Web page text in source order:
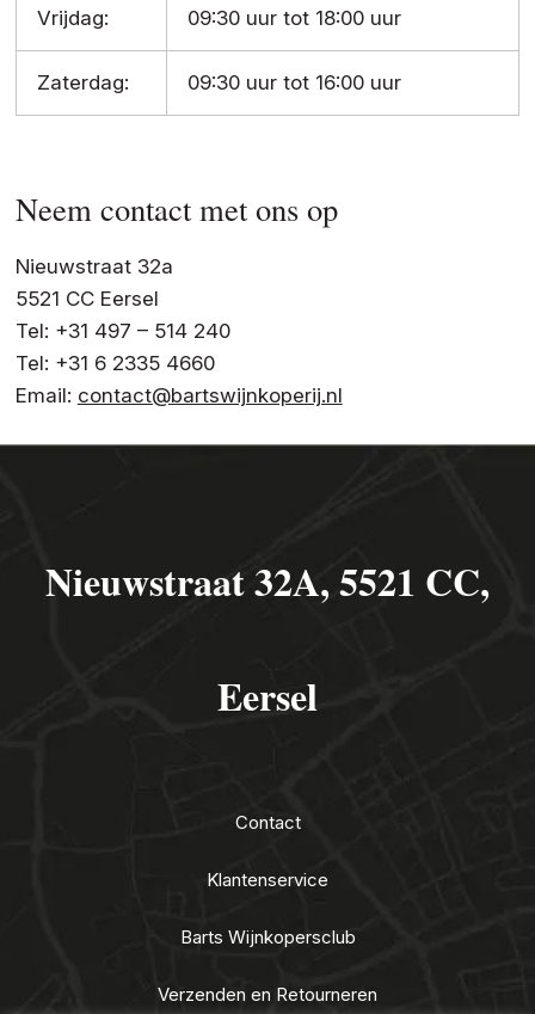
Vrijdag: 09:30 uur tot 18:00 uur
Zaterdag: 09:30 uur tot 16:00 uur
Neem contact met ons op
Nieuwstraat 32a
5521 CC Eersel
Tel: +31 497 – 514 240
Tel: +31 6 2335 4660
Email: contact@bartswijnkoperij.nl
Nieuwstraat 32A, 5521 CC,
Eersel
Contact
Klantenservice
Barts Wijnkopersclub
Verzenden en Retourneren